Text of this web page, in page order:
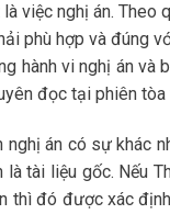
việc nghị án.
phù hợp và đúng
hành vi nghị án và
đọc tại phiên tòa
án có sự khác
tài liệu gốc. Nếu
thì đó được xác